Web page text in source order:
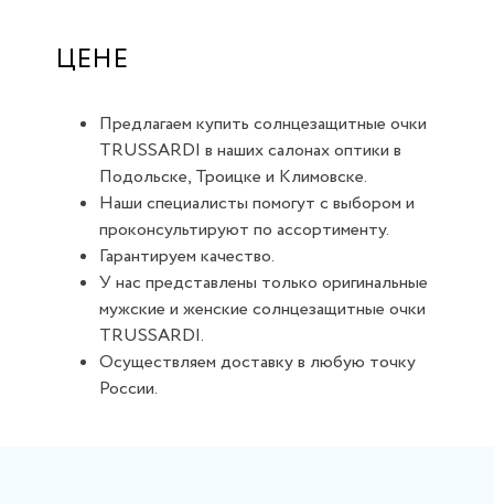
ЦЕНЕ
Предлагаем купить солнцезащитные очки
TRUSSARDI в наших салонах оптики в
Подольске, Троицке и Климовске.
Наши специалисты помогут с выбором и
проконсультируют по ассортименту.
Гарантируем качество.
У нас представлены только оригинальные
мужские и женские солнцезащитные очки
TRUSSARDI.
Осуществляем доставку в любую точку
России.